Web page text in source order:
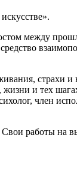
между
страхи
и тех
член
работы на